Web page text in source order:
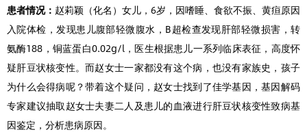
患者情况： 赵莉颖（化名）女儿，6岁，因嗜睡、食欲不振、黄疸原因
入院体检，发现患儿腹部轻微腹水，B超检查发现肝部轻微损害，转
氨酶188，铜蓝蛋白0.02g/l，医生根据患儿一系列临床表征，高度怀
疑肝豆状核变性。而赵女士一家都没有这个病，也没有家族史，孩子
为什么会得病呢？带着这个疑问，赵女士找到了佳学基因，基因解码
专家建议抽取赵女士夫妻二人及患儿的血液进行肝豆状核变性致病基
因鉴定，分析患病原因。